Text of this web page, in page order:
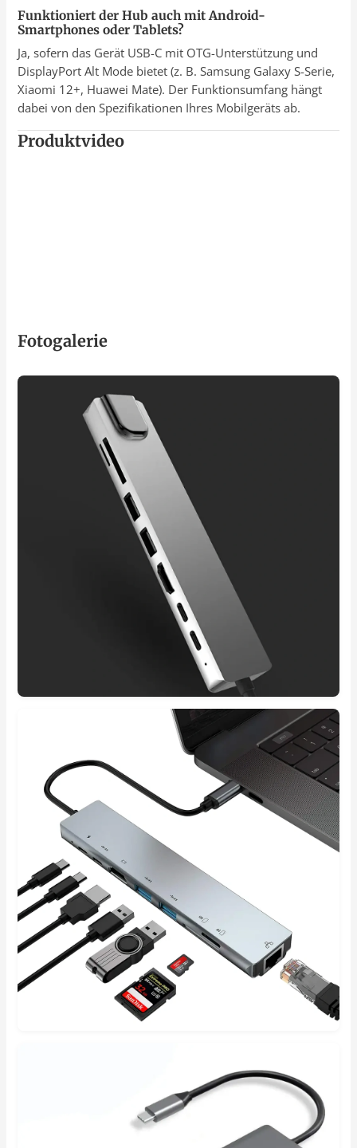
Funktioniert der Hub auch mit Android-
Smartphones oder Tablets?
Ja, sofern das Gerät USB-C mit OTG-Unterstützung und
DisplayPort Alt Mode bietet (z. B. Samsung Galaxy S-Serie,
Xiaomi 12+, Huawei Mate). Der Funktionsumfang hängt
dabei von den Spezifikationen Ihres Mobilgeräts ab.
Produktvideo
Fotogalerie